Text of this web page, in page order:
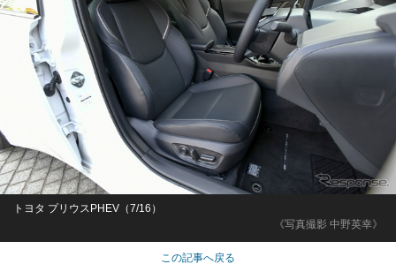
《写真撮影 中野英幸》
トヨタ プリウスPHEV（7/16）
この記事へ戻る